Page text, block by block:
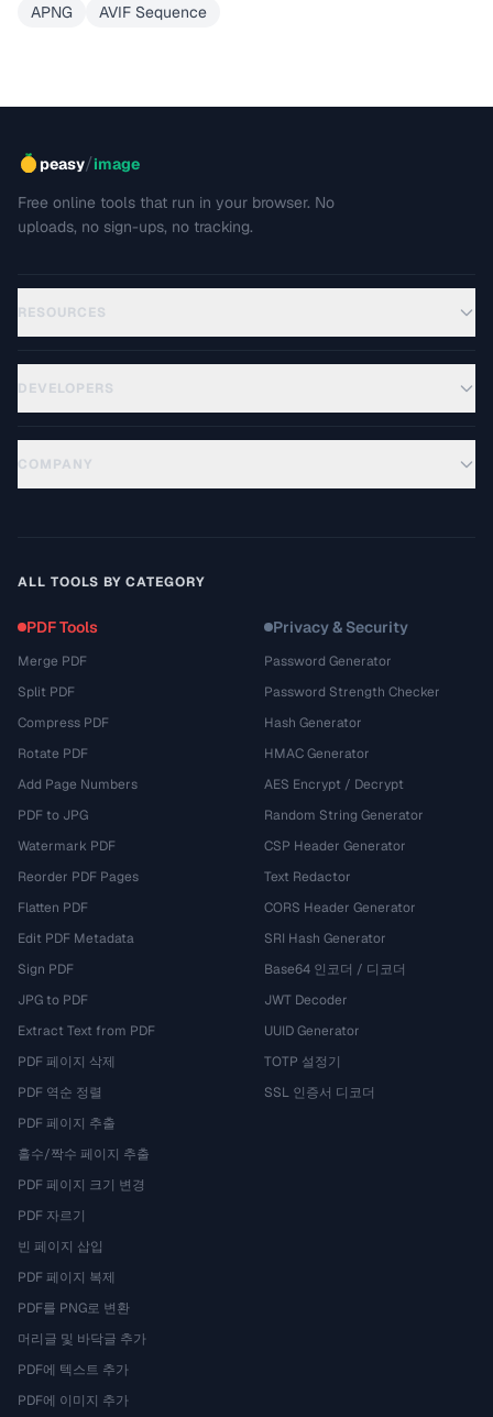
APNG AVIF Sequence
peasy/image
Free online tools that run in your browser. No
uploads, no sign-ups, no tracking.
RESOURCES
DEVELOPERS
COMPANY
ALL TOOLS BY CATEGORY
PDF Tools
Merge PDF
Split PDF
Compress PDF
Rotate PDF
Add Page Numbers
PDF to JPG
Watermark PDF
Reorder PDF Pages
Flatten PDF
Edit PDF Metadata
Sign PDF
JPG to PDF
Extract Text from PDF
PDF 페이지 삭제
PDF 역순 정렬
PDF 페이지 추출
홀수/짝수 페이지 추출
PDF 페이지 크기 변경
PDF 자르기
빈 페이지 삽입
PDF 페이지 복제
PDF를 PNG로 변환
머리글 및 바닥글 추가
PDF에 텍스트 추가
PDF에 이미지 추가
Privacy & Security
Password Generator
Password Strength Checker
Hash Generator
HMAC Generator
AES Encrypt / Decrypt
Random String Generator
CSP Header Generator
Text Redactor
CORS Header Generator
SRI Hash Generator
Base64 인코더 / 디코더
JWT Decoder
UUID Generator
TOTP 설정기
SSL 인증서 디코더